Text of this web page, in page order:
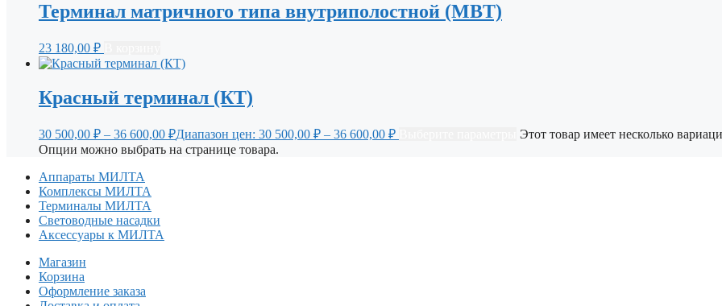
Терминал матричного типа внутриполостной (МВТ)
23 180,00 ₽
Красный терминал (КТ)
30 500,00 ₽ – 36 600,00 ₽Диапазон цен: 30 500,00 ₽ – 36 600,00 ₽
Этот товар имеет несколько
Опции можно выбрать на странице товара.
Аппараты МИЛТА
Комплексы МИЛТА
Терминалы МИЛТА
Световодные насадки
Аксессуары к МИЛТА
Магазин
Корзина
Оформление заказа